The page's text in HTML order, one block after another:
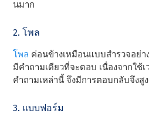
นมาก
2. โพล
โพล ค่อนข้างเหมือนแบบสํารวจอย่า
มีคําถามเดียวที่จะตอบ เนื่องจากใช้
คําถามเหล่านี้ จึงมีการตอบกลับจึงสู
3. แบบฟอร์ม